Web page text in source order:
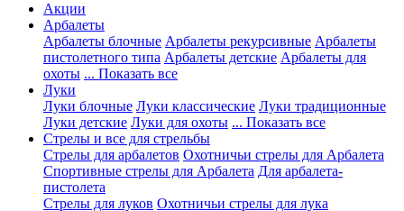
Акции
Арбалеты
Арбалеты блочные Арбалеты рекурсивные Арбалеты
пистолетного типа Арбалеты детские Арбалеты для
охоты ... Показать все
Луки
Луки блочные Луки классические Луки традиционные
Луки детские Луки для охоты ... Показать все
Стрелы и все для стрельбы
Стрелы для арбалетов Охотничьи стрелы для Арбалета
Спортивные стрелы для Арбалета Для арбалета-
пистолета
Стрелы для луков Охотничьи стрелы для лука